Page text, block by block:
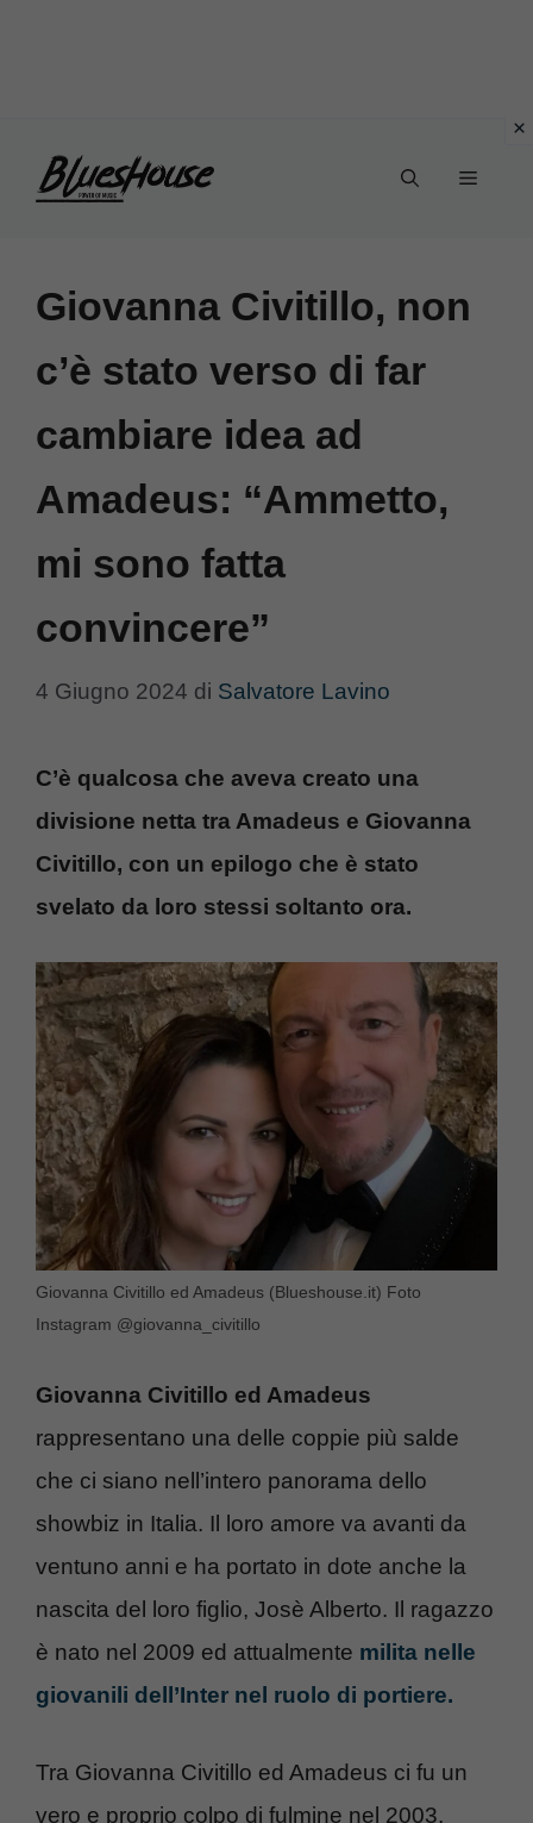
Menu
Giovanna Civitillo, non
c’è stato verso di far
cambiare idea ad
Amadeus: “Ammetto,
mi sono fatta
convincere”
4 Giugno 2024 di Salvatore Lavino
C’è qualcosa che aveva creato una
divisione netta tra Amadeus e Giovanna
Civitillo, con un epilogo che è stato
svelato da loro stessi soltanto ora.
Giovanna Civitillo ed Amadeus (Blueshouse.it) Foto
Instagram @giovanna_civitillo
Giovanna Civitillo ed Amadeus
rappresentano una delle coppie più salde
che ci siano nell’intero panorama dello
showbiz in Italia. Il loro amore va avanti da
ventuno anni e ha portato in dote anche la
nascita del loro figlio, Josè Alberto. Il ragazzo
è nato nel 2009 ed attualmente milita nelle
giovanili dell’Inter nel ruolo di portiere.
Tra Giovanna Civitillo ed Amadeus ci fu un
vero e proprio colpo di fulmine nel 2003,